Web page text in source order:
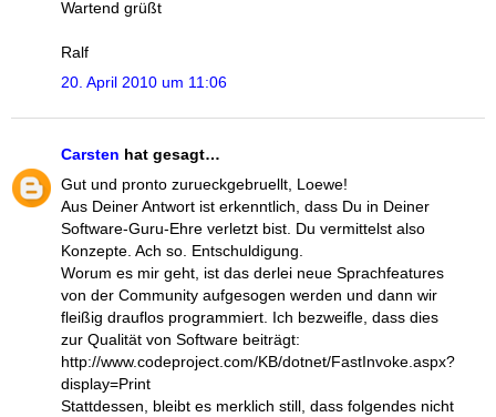
Wartend grüßt
Ralf
20. April 2010 um 11:06
Carsten hat gesagt…
Gut und pronto zurueckgebruellt, Loewe!
Aus Deiner Antwort ist erkenntlich, dass Du in Deiner
Software-Guru-Ehre verletzt bist. Du vermittelst also
Konzepte. Ach so. Entschuldigung.
Worum es mir geht, ist das derlei neue Sprachfeatures
von der Community aufgesogen werden und dann wir
fleißig drauflos programmiert. Ich bezweifle, dass dies
zur Qualität von Software beiträgt:
http://www.codeproject.com/KB/dotnet/FastInvoke.aspx?
display=Print
Stattdessen, bleibt es merklich still, dass folgendes nicht